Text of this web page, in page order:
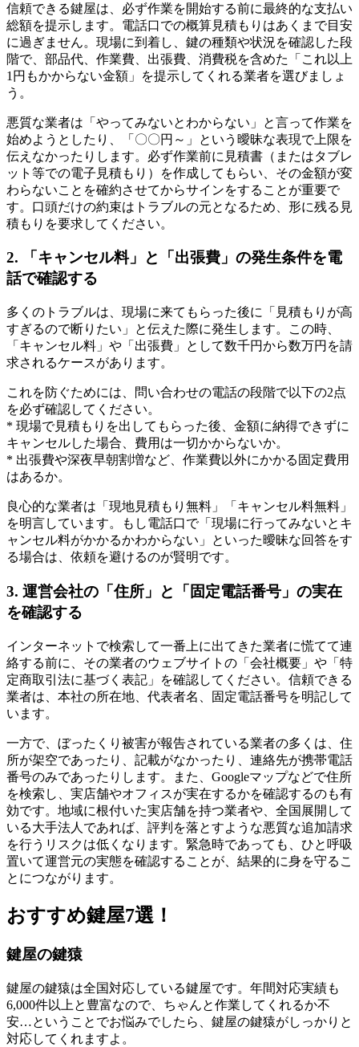
信頼できる鍵屋は、必ず作業を開始する前に最終的な支払い
総額を提示します。電話口での概算見積もりはあくまで目安
に過ぎません。現場に到着し、鍵の種類や状況を確認した段
階で、部品代、作業費、出張費、消費税を含めた「これ以上
1円もかからない金額」を提示してくれる業者を選びましょ
う。
悪質な業者は「やってみないとわからない」と言って作業を
始めようとしたり、「〇〇円～」という曖昧な表現で上限を
伝えなかったりします。必ず作業前に見積書（またはタブレ
ット等での電子見積もり）を作成してもらい、その金額が変
わらないことを確約させてからサインをすることが重要で
す。口頭だけの約束はトラブルの元となるため、形に残る見
積もりを要求してください。
2. 「キャンセル料」と「出張費」の発生条件を電
話で確認する
多くのトラブルは、現場に来てもらった後に「見積もりが高
すぎるので断りたい」と伝えた際に発生します。この時、
「キャンセル料」や「出張費」として数千円から数万円を請
求されるケースがあります。
これを防ぐためには、問い合わせの電話の段階で以下の2点
を必ず確認してください。
* 現場で見積もりを出してもらった後、金額に納得できずに
キャンセルした場合、費用は一切かからないか。
* 出張費や深夜早朝割増など、作業費以外にかかる固定費用
はあるか。
良心的な業者は「現地見積もり無料」「キャンセル料無料」
を明言しています。もし電話口で「現場に行ってみないとキ
ャンセル料がかかるかわからない」といった曖昧な回答をす
る場合は、依頼を避けるのが賢明です。
3. 運営会社の「住所」と「固定電話番号」の実在
を確認する
インターネットで検索して一番上に出てきた業者に慌てて連
絡する前に、その業者のウェブサイトの「会社概要」や「特
定商取引法に基づく表記」を確認してください。信頼できる
業者は、本社の所在地、代表者名、固定電話番号を明記して
います。
一方で、ぼったくり被害が報告されている業者の多くは、住
所が架空であったり、記載がなかったり、連絡先が携帯電話
番号のみであったりします。また、Googleマップなどで住所
を検索し、実店舗やオフィスが実在するかを確認するのも有
効です。地域に根付いた実店舗を持つ業者や、全国展開して
いる大手法人であれば、評判を落とすような悪質な追加請求
を行うリスクは低くなります。緊急時であっても、ひと呼吸
置いて運営元の実態を確認することが、結果的に身を守るこ
とにつながります。
おすすめ鍵屋7選！
鍵屋の鍵猿
鍵屋の鍵猿は全国対応している鍵屋です。年間対応実績も
6,000件以上と豊富なので、ちゃんと作業してくれるか不
安…ということでお悩みでしたら、鍵屋の鍵猿がしっかりと
対応してくれますよ。